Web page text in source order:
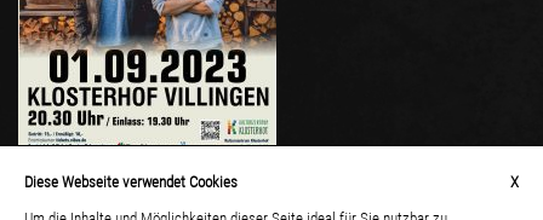
Diese Webseite verwendet Cookies
X